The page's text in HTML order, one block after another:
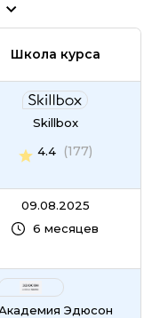
Школа курса
Skillbox
4.4
(177)
09.08.2025
6 месяцев
Эдюсон